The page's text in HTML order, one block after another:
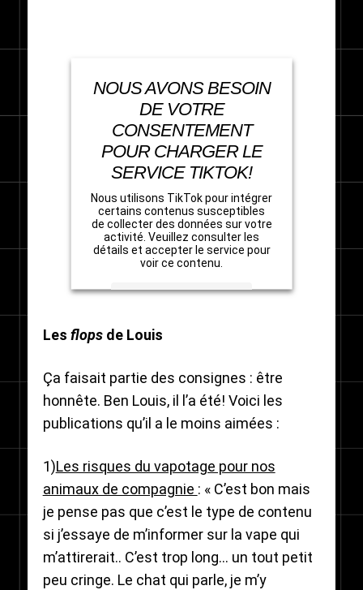
NOUS AVONS BESOIN
DE VOTRE
CONSENTEMENT
POUR CHARGER LE
SERVICE TIKTOK!
Nous utilisons TikTok pour intégrer
certains contenus susceptibles
de collecter des données sur votre
activité. Veuillez consulter les
détails et accepter le service pour
voir ce contenu.
En savoir plus
Accepter
powered byUsercentrics Consent
Management Platform
Les flops de Louis
Ça faisait partie des consignes : être
honnête. Ben Louis, il l’a été! Voici les
publications qu’il a le moins aimées :
1)Les risques du vapotage pour nos
animaux de compagnie : « C’est bon mais
je pense pas que c’est le type de contenu
si j’essaye de m’informer sur la vape qui
m’attirerait.. C’est trop long… un tout petit
peu cringe. Le chat qui parle, je m’y